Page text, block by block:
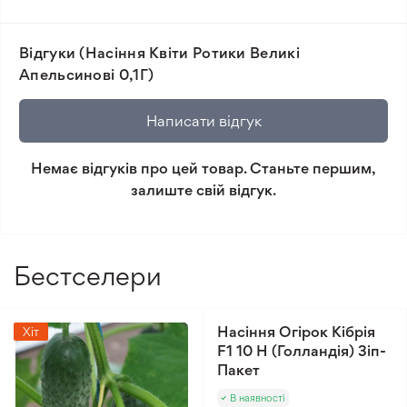
🛡️ Захист покупок. Повернення коштів за товар, що
не відповідає очікуванням, згідно з умовами
Мінімальне замовлення 300 грн.
Відгуки (Насіння Квіти Ротики Великі
Апельсинові 0,1Г)
Написати відгук
Немає відгуків про цей товар. Станьте першим,
залиште свій відгук.
Бестселери
Хіт
Насіння Огірок Кібрія
F1 10 Н (Голландія) Зіп-
Пакет
В наявності